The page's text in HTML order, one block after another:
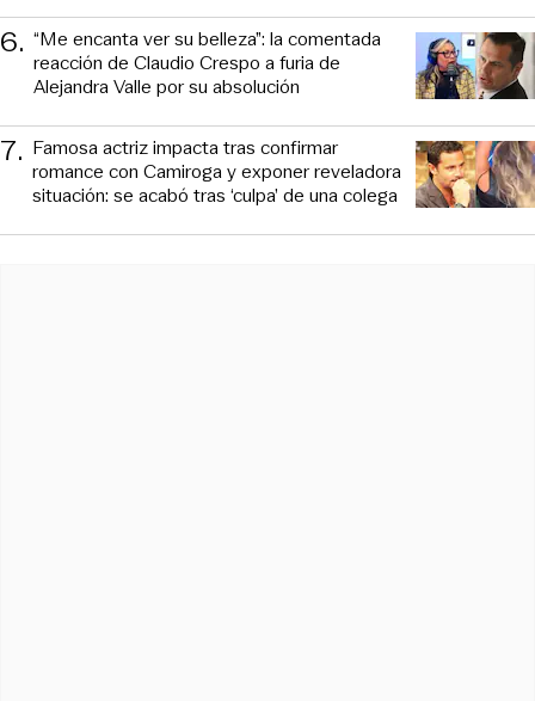
6. “Me encanta ver su belleza”: la comentada
reacción de Claudio Crespo a furia de
Alejandra Valle por su absolución
7. Famosa actriz impacta tras confirmar
romance con Camiroga y exponer reveladora
situación: se acabó tras ‘culpa’ de una colega